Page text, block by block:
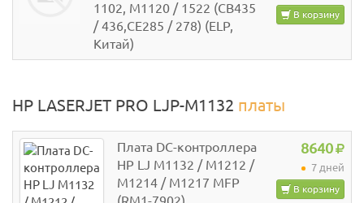
1102, M1120 / 1522 (CB435
/ 436,CE285 / 278) (ELP,
Китай)
В корзину
HP LASERJET PRO LJP-M1132 платы
Плата DC-контроллера
HP LJ M1132 / M1212 /
M1214 / M1217 MFP
8640
7 дней
В корзину